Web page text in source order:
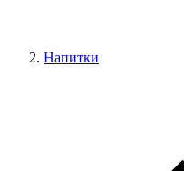
Напитки